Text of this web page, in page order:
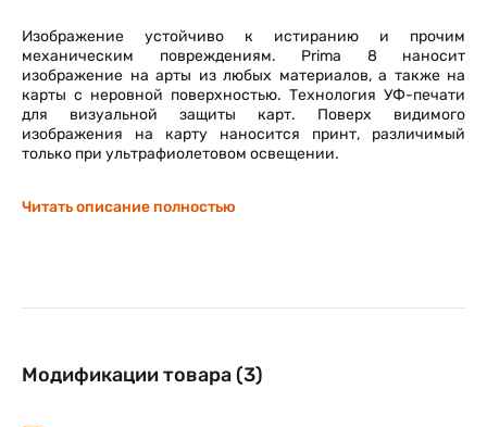
Изображение устойчиво к истиранию и прочим
механическим повреждениям. Prima 8 наносит
изображение на арты из любых материалов, а также на
карты с неровной поверхностью. Технология УФ-печати
для визуальной защиты карт. Поверх видимого
изображения на карту наносится принт, различимый
только при ультрафиолетовом освещении.
Читать описание полностью
Модификации товара (3)